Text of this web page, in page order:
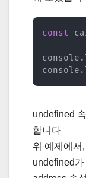
const
console .
console .
undefined
합니다
위 예제에서
undefined가